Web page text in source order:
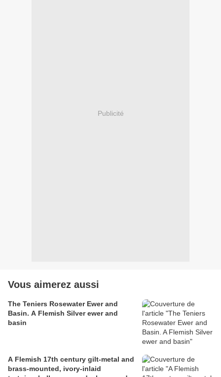
Publicité
Vous aimerez aussi
The Teniers Rosewater Ewer and
Basin. A Flemish Silver ewer and
basin
A Flemish 17th century gilt-metal and
brass-mounted, ivory-inlaid